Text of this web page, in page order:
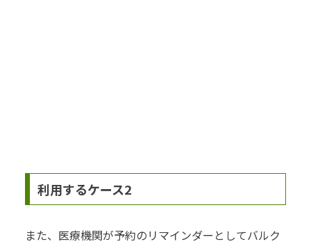
利用するケース2
また、医療機関が予約のリマインダーとしてバルク